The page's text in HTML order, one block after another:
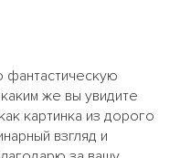
фантастическую
же вы увидите
картинка из дорого
взгляд и